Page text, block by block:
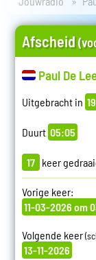
Afscheid
Paul De
Uitgebracht in
Duurt 05:05
17 keer
Vorige keer:
11-03-2026 om
Volgende keer
13-11-2026